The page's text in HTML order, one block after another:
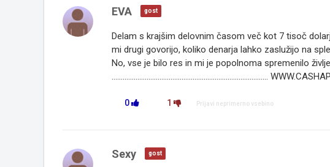
EVA gost
Delam s krajšim delovnim časom več kot 7 tisoč
mi drugi govorijo, koliko denarja lahko zaslužijo na
No, vse je bilo res in mi je popolnoma spremenilo
.....................................................................................
0 1 Prijavi neprimerno vsebino
Sexy gost